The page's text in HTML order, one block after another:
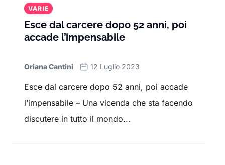
VARIE
Esce dal carcere dopo 52 anni, poi
accade l’impensabile
Oriana Cantini 12 Luglio 2023
Esce dal carcere dopo 52 anni, poi accade
l’impensabile – Una vicenda che sta facendo
discutere in tutto il mondo...